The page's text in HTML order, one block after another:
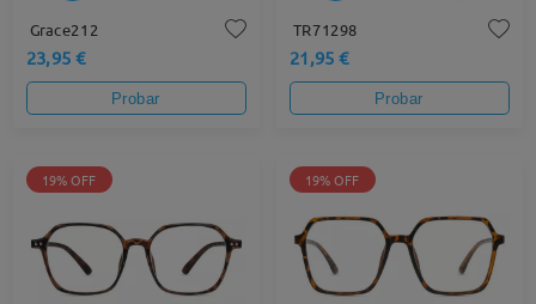
Grace212
23,95 €
Probar
TR71298
21,95 €
Probar
19% OFF 19% OFF